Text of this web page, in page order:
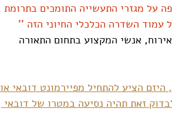
שהייתה למגיפה על מגזרי התעשייה התומכים בתרומת
עמוד השדרה הכלכלי החיוני הזה ''
אנשי המקצוע בתחום התאורה
הציע להתחיל מפיירמונט דובאי או
זאת תהיה נסיעה במטרו של דובאי